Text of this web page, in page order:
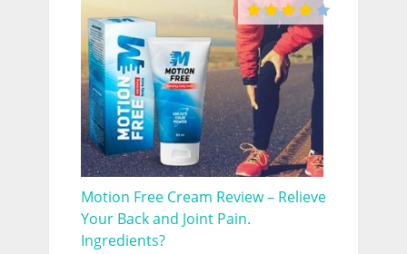
Motion Free Cream Review – Relieve
Your Back and Joint Pain.
Ingredients?